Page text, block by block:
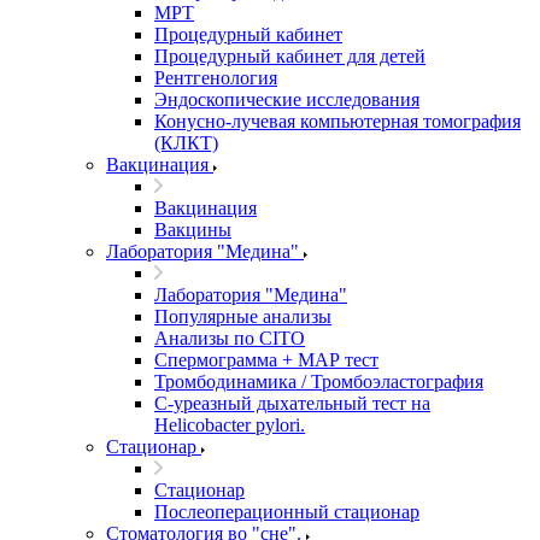
МРТ
Процедурный кабинет
Процедурный кабинет для детей
Рентгенология
Эндоскопические исследования
Конусно-лучевая компьютерная томография
(КЛКТ)
Вакцинация
Вакцинация
Вакцины
Лаборатория "Медина"
Лаборатория "Медина"
Популярные анализы
Анализы по CITO
Спермограмма + МАР тест
Тромбодинамика / Тромбоэластография
С-уреазный дыхательный тест на
Helicobacter pylori.
Стационар
Стационар
Послеоперационный стационар
Стоматология во "сне".